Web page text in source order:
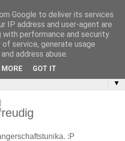
▼
:P
Google to deliver its services
IP address and user-agent are
with performance and security
service, generate usage
address abuse.
MORE GOT IT